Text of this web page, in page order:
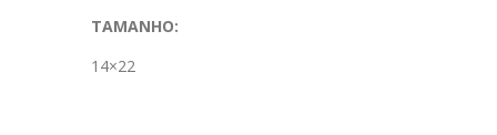
TAMANHO:
14×22